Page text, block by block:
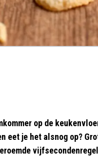
op de
eet je het alsnog op?